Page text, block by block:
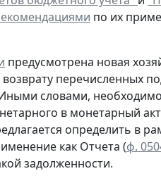
по их
предусмотрена новая
перечисленных
словами,
в монетарный
определить в
как Отчета (ф.
задолженности.